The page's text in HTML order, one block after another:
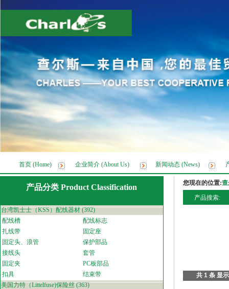
首页 (Home) 企业简介 (About Us) 新闻动态 (News)
产品分类 Product Classification 您现在的位置:
产品搜索:
台湾凯士士（KSS）配线器材 (392)
配线槽
配线标志
扎线带
固定座
固定头、浪管
保护部品
接线头
套管
固定夹
PC板部品
扣具
结束带
美国力特（Littelfuse)保险丝 (363)
共 1 条 显